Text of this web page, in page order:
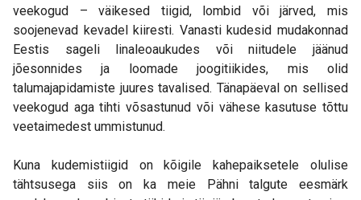
veekogud – väikesed tiigid, lombid või järved, mis
soojenevad kevadel kiiresti. Vanasti kudesid mudakonnad
Eestis sageli linaleoaukudes või niitudele jäänud
jõesonnides ja loomade joogitiikides, mis olid
talumajapidamiste juures tavalised. Tänapäeval on sellised
veekogud aga tihti võsastunud või vähese kasutuse tõttu
veetaimedest ummistunud.
Kuna kudemistiigid on kõigile kahepaiksetele olulise
tähtsusega siis on ka meie Pähni talgute eesmärk